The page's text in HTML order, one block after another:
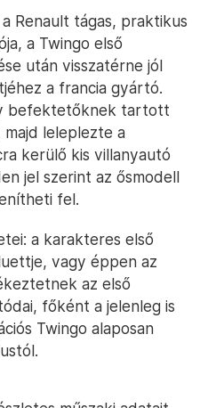
Renault tágas, praktikus
a Twingo első
után visszatérne jól
a francia gyártó.
befektetőknek tartott
leleplezte a
kerülő kis villanyautó
jel szerint az ősmodell
fel.
a karakteres első
vagy éppen az
az első
főként a jelenleg is
Twingo alaposan